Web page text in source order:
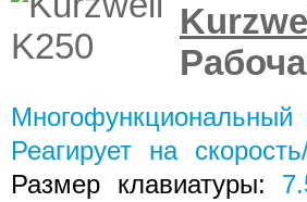
Многофункциональный
Реагирует на
Размер клавиатуры: